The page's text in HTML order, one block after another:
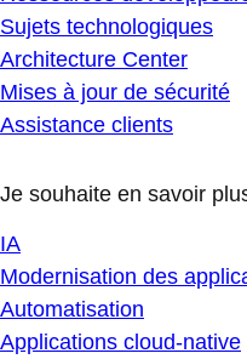
Sujets technologiques
Architecture Center
Mises à jour de sécurité
Assistance clients
Je souhaite en savoir
IA
Modernisation des
Automatisation
Applications cloud-native